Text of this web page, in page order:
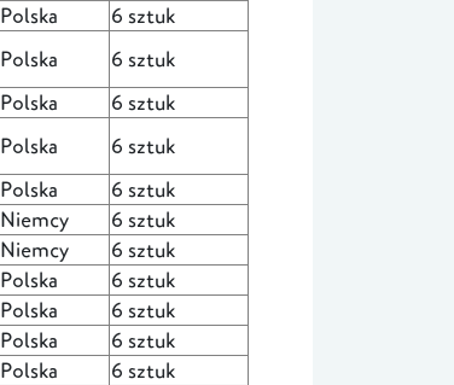
Polska
6 sztuk
Polska
6 sztuk
Polska
6 sztuk
Polska
6 sztuk
Polska
6 sztuk
Niemcy
6 sztuk
Niemcy
6 sztuk
Polska
6 sztuk
Polska
6 sztuk
Polska
6 sztuk
Polska
6 sztuk